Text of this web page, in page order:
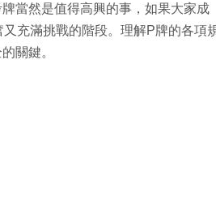
當然是值得高興的事，如果大家成
充滿挑戰的階段。理解P牌的各項
關鍵。